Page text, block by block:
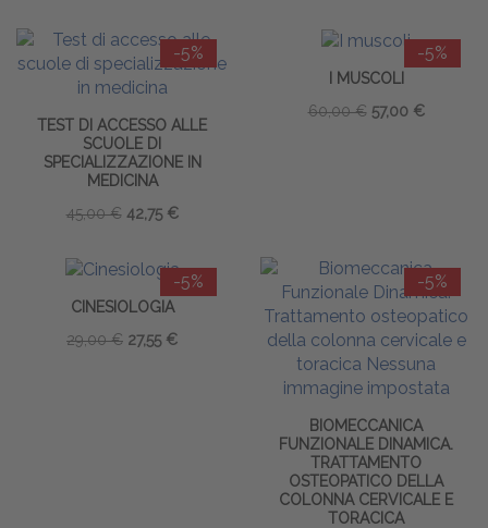
-5%
TEST DI ACCESSO ALLE
SCUOLE DI
SPECIALIZZAZIONE IN
MEDICINA
45,00 € 42,75 €
-5%
I MUSCOLI
60,00 € 57,00 €
-5%
CINESIOLOGIA
29,00 € 27,55 €
-5%
BIOMECCANICA
FUNZIONALE DINAMICA.
TRATTAMENTO
OSTEOPATICO DELLA
COLONNA CERVICALE E
TORACICA